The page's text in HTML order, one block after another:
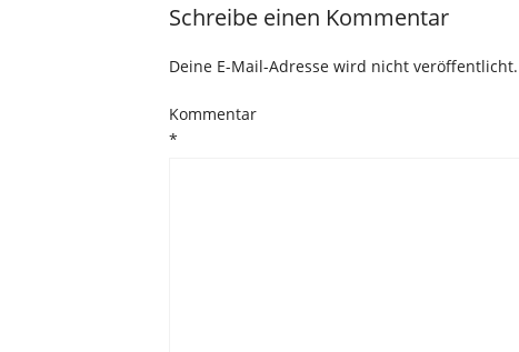
Schreibe einen Kommentar
Deine E-Mail-Adresse wird nicht veröffentlicht.
Kommentar
*